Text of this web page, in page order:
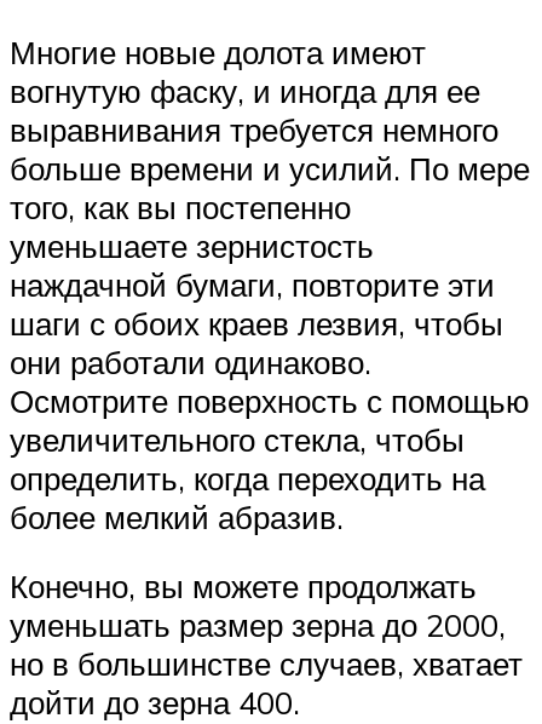
Многие новые долота имеют
вогнутую фаску, и иногда для ее
выравнивания требуется немного
больше времени и усилий. По мере
того, как вы постепенно
уменьшаете зернистость
наждачной бумаги, повторите эти
шаги с обоих краев лезвия, чтобы
они работали одинаково.
Осмотрите поверхность с помощью
увеличительного стекла, чтобы
определить, когда переходить на
более мелкий абразив.
Конечно, вы можете продолжать
уменьшать размер зерна до 2000,
но в большинстве случаев, хватает
дойти до зерна 400.